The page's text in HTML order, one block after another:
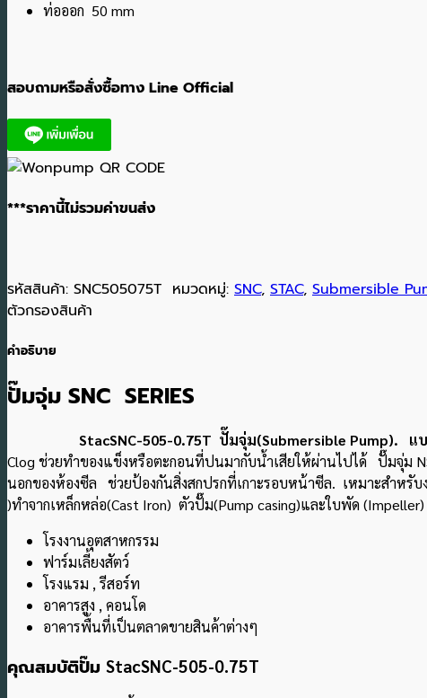
ท่อออก 50 mm
สอบถามหรือสั่งซื้อทาง Line Official
***ราคานี้ไม่รวมค่าขนส่ง
รหัสสินค้า: SNC505075T หมวดหมู่: SNC, STAC, Submersible
ตัวกรองสินค้า
คำอธิบาย
ปั๊มจุ่ม SNC SERIES
StacSNC-505-0.75T ปั๊มจุ่ม(Submersible Pump). แบรน
Clog ช่วยทำของแข็งหรือตะกอนที่ปนมากับน้ำเสียให้ผ่านไปได้ ปั๊มจุ่ม
นอกของห้องซีล ช่วยป้องกันสิ่งสกปรกที่เกาะรอบหน้าซีล. เหมาะสําหรับ
)ทำจากเหล็กหล่อ(Cast Iron) ตัวปั๊ม(Pump casing)และใบพัด
โรงงานอุตสาหกรรม
ฟาร์มเลี้ยงสัตว์
โรงแรม , รีสอร์ท
อาคารสูง , คอนโด
อาคารพื้นที่เป็นตลาดขายสินค้าต่างๆ
คุณสมบัติปั๊ม StacSNC-505-0.75T